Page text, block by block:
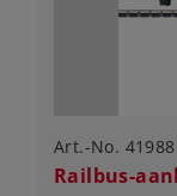
Art.-No. 41988
Railbus-